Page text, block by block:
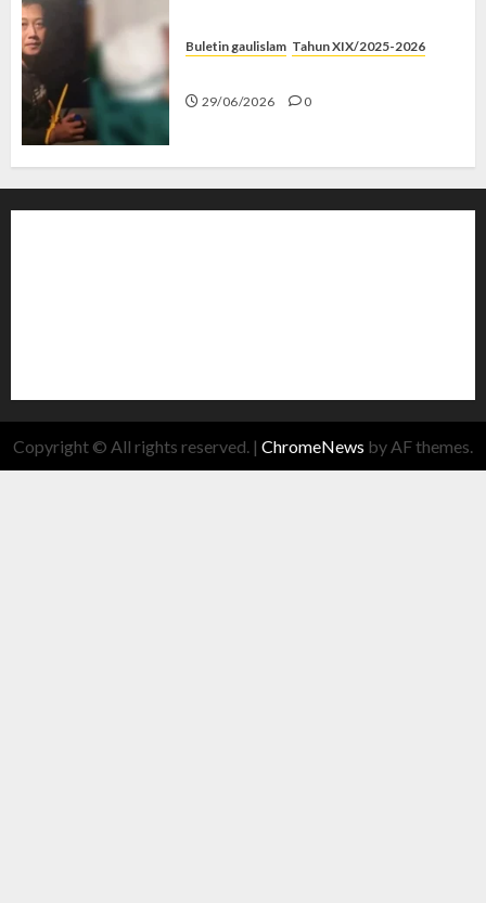
Buletin gaulislam Tahun XIX/2025-2026
29/06/2026 0
Copyright © All rights reserved. | ChromeNews by AF themes.